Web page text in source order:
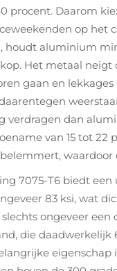
Daarom
op het
houdt aluminium
Het metaal
gaan en
verdragen dan
van 15 tot 22
7075-T6 biedt een
83 ksi, wat
ongeveer
die